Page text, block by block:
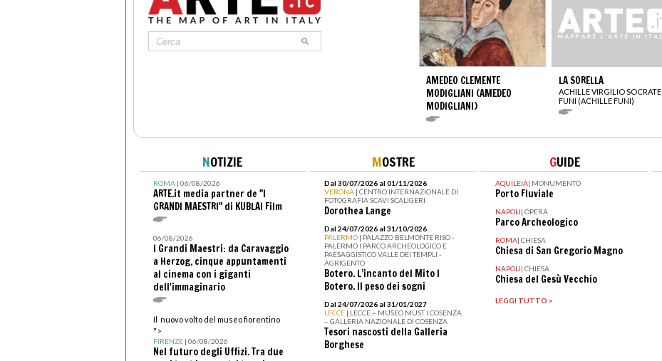
AMEDEO CLEMENTE
MODIGLIANI (AMEDEO
MODIGLIANI)
LA SORELLA
ACHILLE VIRGILIO SOCRATE
FUNI (ACHILLE FUNI)
NOTIZIE
ROMA| 06/08/2026
ARTE.it media partner de "I
GRANDI MAESTRI" di KUBLAI Film
06/08/2026
I Grandi Maestri: da Caravaggio
a Herzog, cinque appuntamenti
al cinema con i giganti
dell'immaginario
Il nuovo volto del museo fiorentino
">
FIRENZE| 06/08/2026
Nel futuro degli Uffizi. Tra due
MOSTRE
Dal 30/07/2026 al 01/11/2026
VERONA | CENTRO INTERNAZIONALE DI
FOTOGRAFIA SCAVI SCALIGERI
Dorothea Lange
Dal 24/07/2026 al 31/10/2026
PALERMO | PALAZZO BELMONTE RISO -
PALERMO I PARCO ARCHEOLOGICO E
PAESAGGISTICO VALLE DEI TEMPLI -
AGRIGENTO
Botero. L’incanto del Mito I
Botero. Il peso dei sogni
Dal 24/07/2026 al 31/01/2027
LECCE | LECCE – MUSEO MUST I COSENZA
– GALLERIA NAZIONALE DI COSENZA
Tesori nascosti della Galleria
Borghese
GUIDE
AQUILEIA| MONUMENTO
Porto Fluviale
NAPOLI| OPERA
Parco Archeologico
ROMA| CHIESA
Chiesa di San Gregorio Magno
NAPOLI| CHIESA
Chiesa del Gesù Vecchio
LEGGI TUTTO >